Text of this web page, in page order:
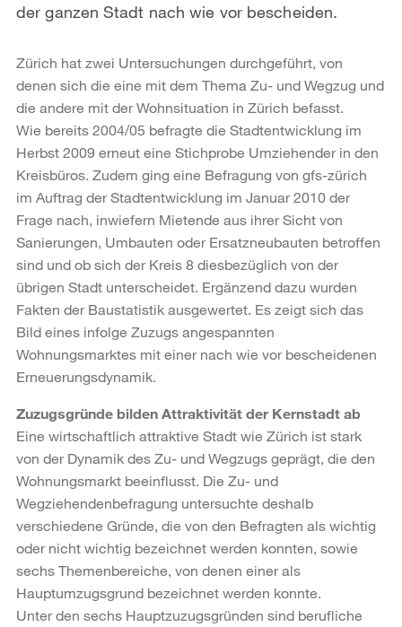
der ganzen Stadt nach wie vor bescheiden.
Zürich hat zwei Untersuchungen durchgeführt, von
denen sich die eine mit dem Thema Zu- und Wegzug und
die andere mit der Wohnsituation in Zürich befasst.
Wie bereits 2004/05 befragte die Stadtentwicklung im
Herbst 2009 erneut eine Stichprobe Umziehender in den
Kreisbüros. Zudem ging eine Befragung von gfs-zürich
im Auftrag der Stadtentwicklung im Januar 2010 der
Frage nach, inwiefern Mietende aus ihrer Sicht von
Sanierungen, Umbauten oder Ersatzneubauten betroffen
sind und ob sich der Kreis 8 diesbezüglich von der
übrigen Stadt unterscheidet. Ergänzend dazu wurden
Fakten der Baustatistik ausgewertet. Es zeigt sich das
Bild eines infolge Zuzugs angespannten
Wohnungsmarktes mit einer nach wie vor bescheidenen
Erneuerungsdynamik.
Zuzugsgründe bilden Attraktivität der Kernstadt ab
Eine wirtschaftlich attraktive Stadt wie Zürich ist stark
von der Dynamik des Zu- und Wegzugs geprägt, die den
Wohnungsmarkt beeinflusst. Die Zu- und
Wegziehendenbefragung untersuchte deshalb
verschiedene Gründe, die von den Befragten als wichtig
oder nicht wichtig bezeichnet werden konnten, sowie
sechs Themenbereiche, von denen einer als
Hauptumzugsgrund bezeichnet werden konnte.
Unter den sechs Hauptzuzugsgründen sind berufliche